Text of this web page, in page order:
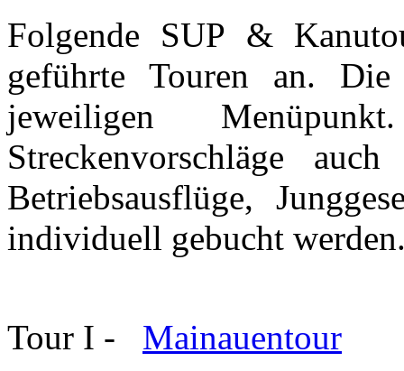
Folgende SUP &
geführte Touren an.
jeweiligen
Streckenvorschläge
Betriebsausflüge,
individuell gebucht
Tour I - Mainauentour